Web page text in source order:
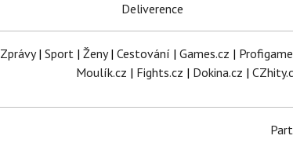
Deliverence
Zprávy| Sport| Ženy| Cestování | Games.cz |
Moulík.cz | Fights.cz | Dokina.cz |